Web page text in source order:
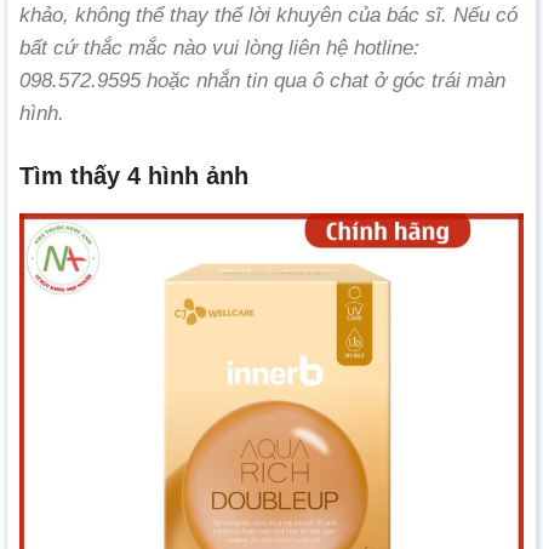
khảo, không thể thay thế lời khuyên của bác sĩ. Nếu có
bất cứ thắc mắc nào vui lòng liên hệ hotline:
098.572.9595 hoặc nhắn tin qua ô chat ở góc trái màn
hình.
Tìm thấy 4 hình ảnh